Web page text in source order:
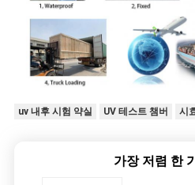
uv 내후 시험 약실 UV 테스트 챔버 시
가장 저렴 한